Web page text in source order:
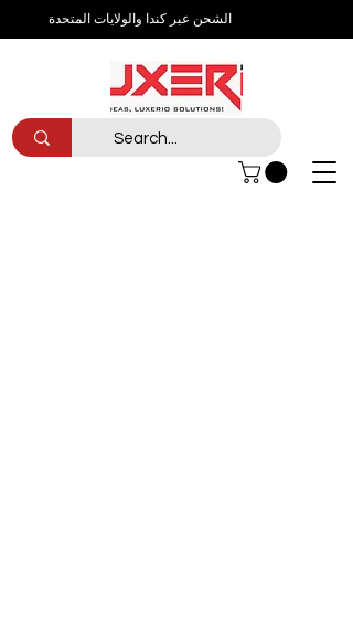
الشحن عبر كندا والولايات المتحدة